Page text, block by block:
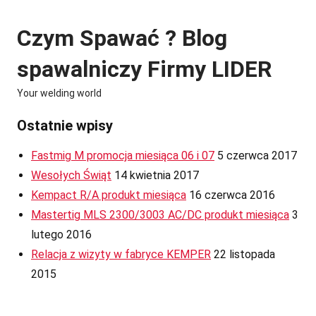
content
Czym Spawać ? Blog
spawalniczy Firmy LIDER
Your welding world
Ostatnie wpisy
Fastmig M promocja miesiąca 06 i 07 5 czerwca 2017
Wesołych Świąt 14 kwietnia 2017
Kempact R/A produkt miesiąca 16 czerwca 2016
Mastertig MLS 2300/3003 AC/DC produkt miesiąca 3
lutego 2016
Relacja z wizyty w fabryce KEMPER 22 listopada
2015